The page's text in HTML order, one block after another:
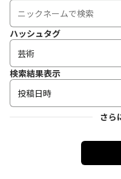
ハッシュタグ
検索結果表示
投稿日時
さら